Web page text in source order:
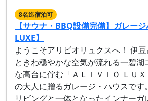
8名迄宿泊可
【サウナ・BBQ設備完備】ガレー
LUXE】
ようこそアリビオリュクスへ！ 伊
ときわ穏やかな空気が流れる一碧
な高台に佇む「ＡＬＩＶＩＯ ＬＵ
の大人に贈るガレージ・ハウスです
リビングと一体となったインナーガ